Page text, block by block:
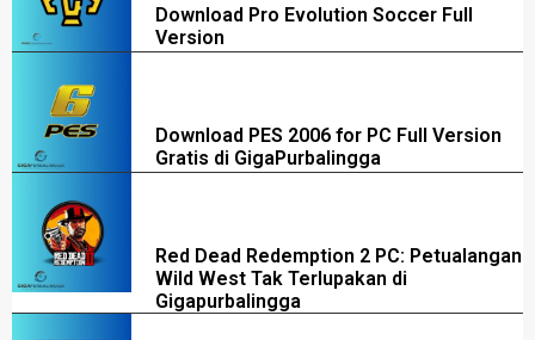
Download Pro Evolution Soccer Full
Version
Download PES 2006 for PC Full Version
Gratis di GigaPurbalingga
Red Dead Redemption 2 PC: Petualangan
Wild West Tak Terlupakan di
Gigapurbalingga